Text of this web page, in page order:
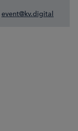
event@kv.digital